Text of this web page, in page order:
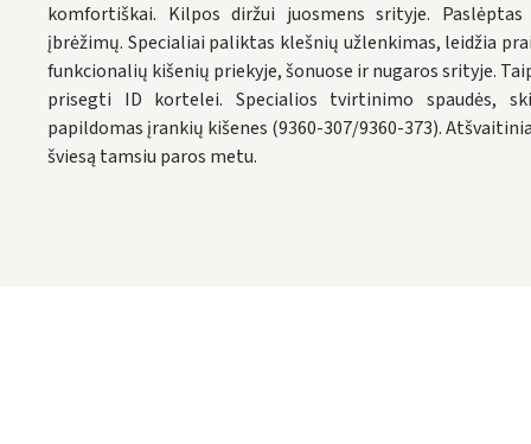
komfortiškai. Kilpos diržui juosmens srityje.
įbrėžimų. Specialiai paliktas klešnių užlenkimas, leidžia
funkcionalių kišenių priekyje, šonuose ir nugaros srityje.
prisegti ID kortelei. Specialios tvirtinimo spaudės,
papildomas įrankių kišenes (9360-307/9360-373).
šviesą tamsiu paros metu.